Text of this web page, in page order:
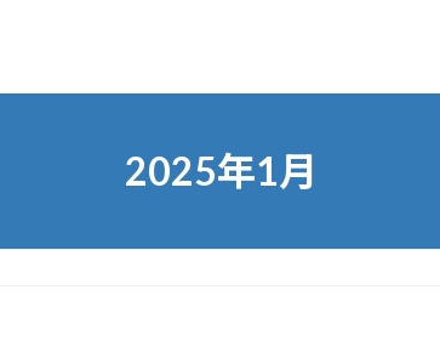
2025年1月